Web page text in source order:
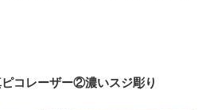
コレーザー②濃いスジ彫り